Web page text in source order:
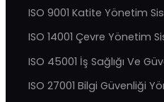
ISO 9001 Katite Yönetim
ISO 14001 Çevre Yönetim
ISO 45001 İş Sağlığı Ve
ISO 27001 Bilgi Güvenliği